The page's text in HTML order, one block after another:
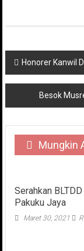
Navigasi
pos
Honorer Kanwil
Besok
Mungkin
Serahkan
Pakuku Jaya
Maret 30, 2021